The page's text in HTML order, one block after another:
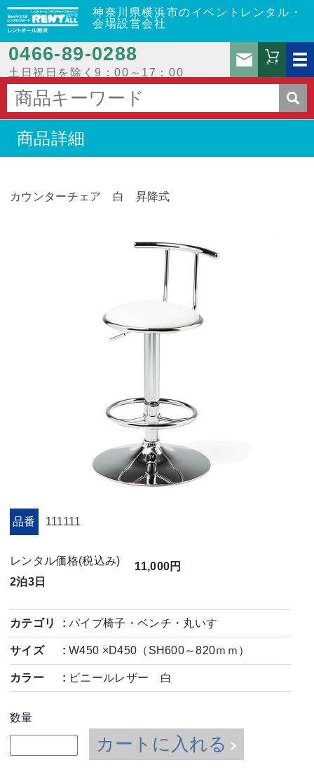
神奈川県横浜市のイベントレンタル・
会場設営会社
0466‐89‐0288
土日祝日を除く9：00～17：00
お問
カート
商品詳細
カウンターチェア 白 昇降式
品番 111111
レンタル価格(税込み)
2泊3日
11,000円
カテゴリ パイプ椅子・ベンチ・丸いす
サイズ W450 ×D450（SH600～820ｍｍ）
カラー ビニールレザー 白
数量
カートに入れる